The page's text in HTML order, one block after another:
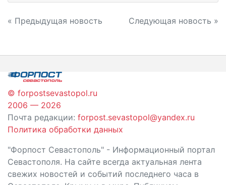
Навигация
записям
« Предыдущая новость Следующая новость »
© forpostsevastopol.ru
2006 — 2026
Почта редакции: forpost.sevastopol@yandex.ru
Политика обработки данных
"Форпост Севастополь" - Информационный портал
Севастополя. На сайте всегда актуальная лента
свежих новостей и событий последнего часа в